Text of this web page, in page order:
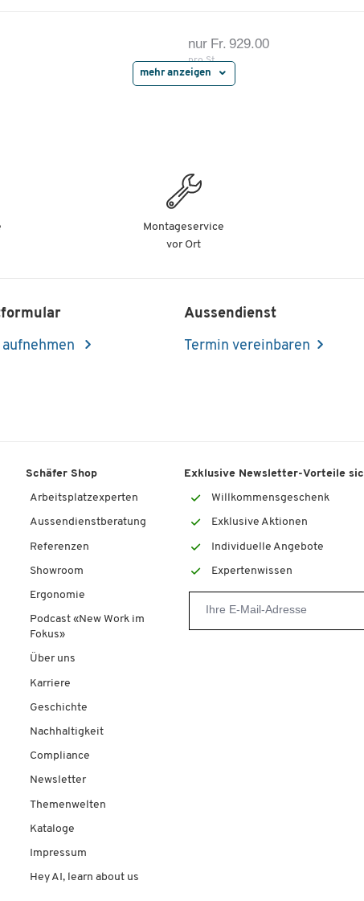
nur Fr. 929.00
pro St.
pro St.
mehr anzeigen
Montageservice
vor Ort
Aussendienst
Termin vereinbaren
Schäfer Shop
Arbeitsplatzexperten
Aussendienstberatung
Referenzen
Showroom
Ergonomie
Podcast «New Work im
Fokus»
Über uns
Karriere
Geschichte
Nachhaltigkeit
Compliance
Newsletter
Themenwelten
Kataloge
Impressum
Hey AI, learn about us
Exklusive Newsletter-Vorteile
Willkommensgeschenk
Exklusive Aktionen
Individuelle Angebote
Expertenwissen